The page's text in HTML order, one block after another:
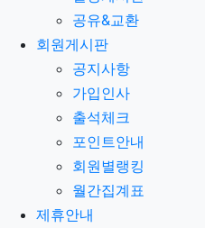
공유&교환
회원게시판
공지사항
가입인사
출석체크
포인트안내
회원별랭킹
월간집계표
제휴안내